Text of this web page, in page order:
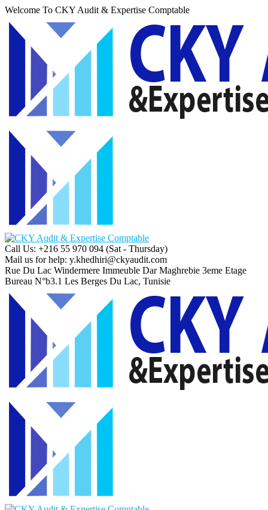
Welcome To CKY Audit & Expertise Comptable
Call Us: +216 55 970 094 (Sat - Thursday)
Mail us for help: y.khedhiri@ckyaudit.com
Rue Du Lac Windermere Immeuble Dar Maghrebie 3eme Etage
Bureau N°b3.1 Les Berges Du Lac, Tunisie